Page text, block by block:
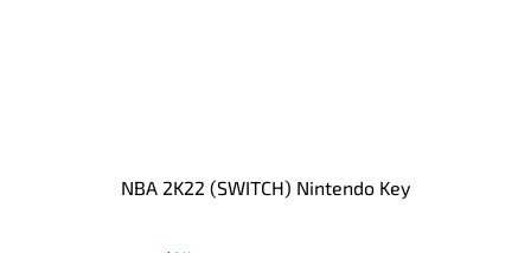
NBA 2K22 (SWITCH) Nintendo Key